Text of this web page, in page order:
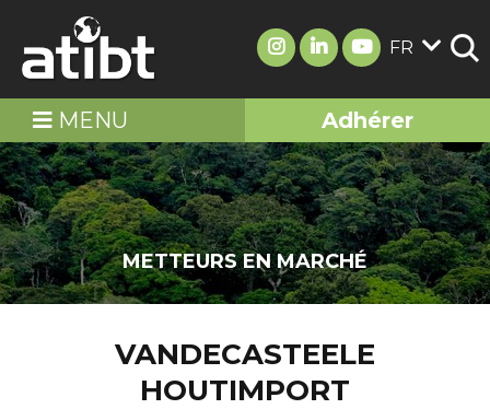
FR
MENU Adhérer
METTEURS EN MARCHÉ
VANDECASTEELE
HOUTIMPORT